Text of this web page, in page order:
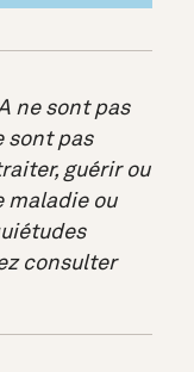
ne sont pas
sont pas
guérir ou
maladie ou
consulter